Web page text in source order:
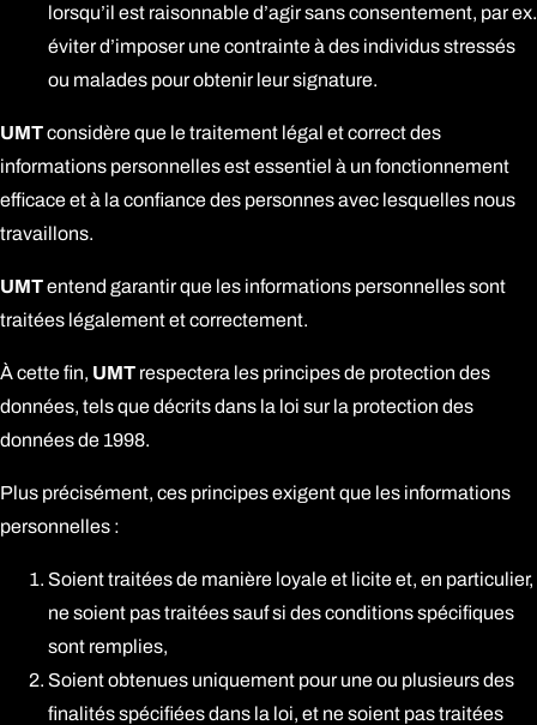
lorsqu’il est raisonnable d’agir sans consentement, par ex.
éviter d’imposer une contrainte à des individus stressés
ou malades pour obtenir leur signature.
UMTconsidère que le traitement légal et correct des
informations personnelles est essentiel à un fonctionnement
efficace et à la confiance des personnes avec lesquelles nous
travaillons.
UMTentend garantir que les informations personnelles sont
traitées légalement et correctement.
À cette fin, UMT respectera les principes de protection des
données, tels que décrits dans la loi sur la protection des
données de 1998.
Plus précisément, ces principes exigent que les informations
personnelles :
Soient traitées de manière loyale et licite et, en particulier,
ne soient pas traitées sauf si des conditions spécifiques
sont remplies,
Soient obtenues uniquement pour une ou plusieurs des
finalités spécifiées dans la loi, et ne soient pas traitées